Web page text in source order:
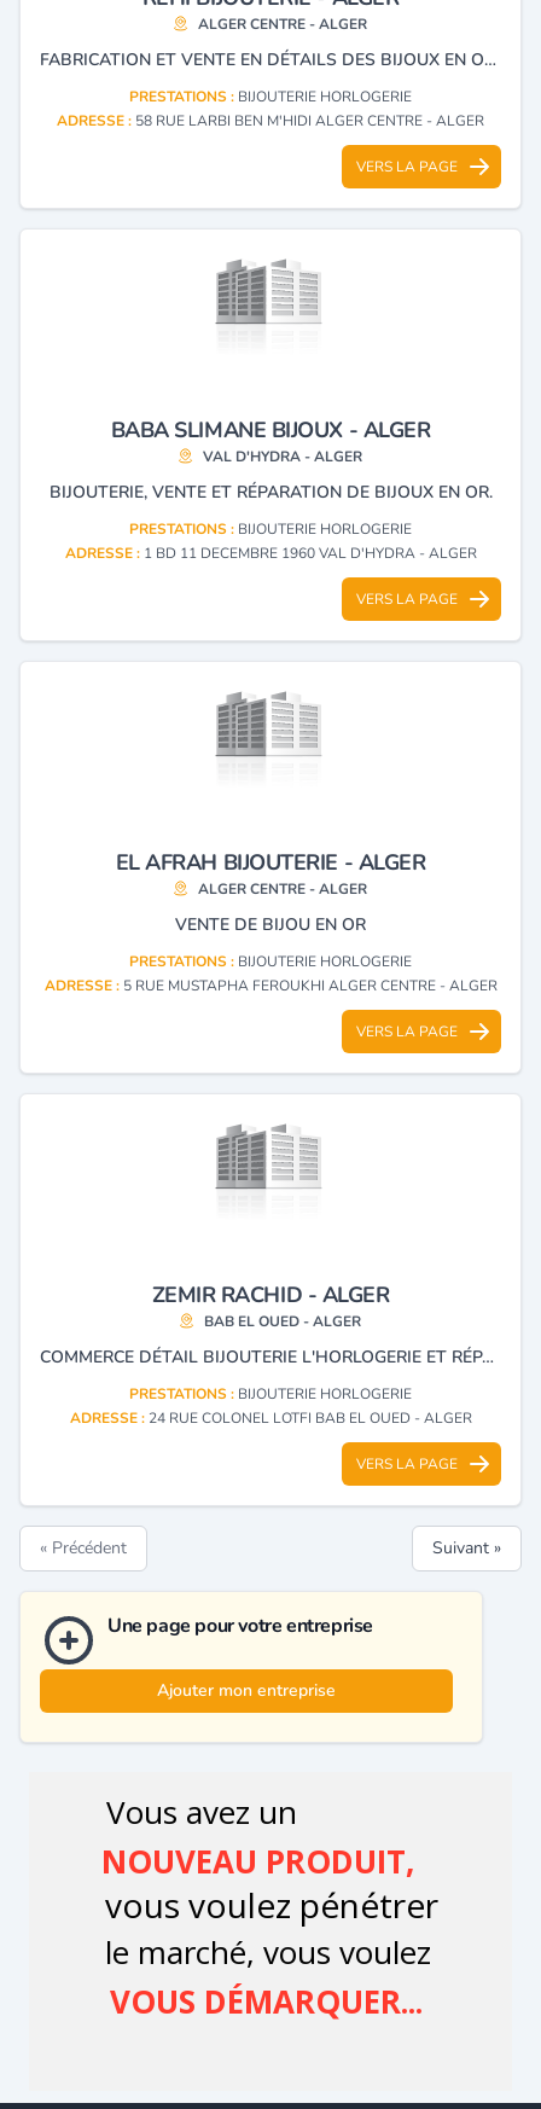
ALGER CENTRE - ALGER
FABRICATION ET VENTE EN DÉTAILS DES BIJOUX EN OR ET ARGENT TRADITIONNEL.
PRESTATIONS : BIJOUTERIE HORLOGERIE
ADRESSE : 58 RUE LARBI BEN M'HIDI ALGER CENTRE - ALGER
VERS LA PAGE
BABA SLIMANE BIJOUX - ALGER
VAL D'HYDRA - ALGER
BIJOUTERIE, VENTE ET RÉPARATION DE BIJOUX EN OR.
PRESTATIONS : BIJOUTERIE HORLOGERIE
ADRESSE : 1 BD 11 DECEMBRE 1960 VAL D'HYDRA - ALGER
VERS LA PAGE
EL AFRAH BIJOUTERIE - ALGER
ALGER CENTRE - ALGER
VENTE DE BIJOU EN OR
PRESTATIONS : BIJOUTERIE HORLOGERIE
ADRESSE : 5 RUE MUSTAPHA FEROUKHI ALGER CENTRE - ALGER
VERS LA PAGE
ZEMIR RACHID - ALGER
BAB EL OUED - ALGER
COMMERCE DÉTAIL BIJOUTERIE L'HORLOGERIE ET RÉPARATION MONTRES ET OR.
PRESTATIONS : BIJOUTERIE HORLOGERIE
ADRESSE : 24 RUE COLONEL LOTFI BAB EL OUED - ALGER
VERS LA PAGE
« Précédent Suivant »
Une page pour votre entreprise
Ajouter mon entreprise